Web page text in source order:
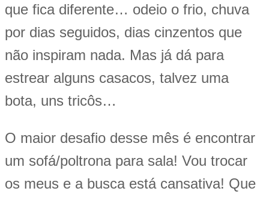
que fica diferente… odeio o frio, chuva
por dias seguidos, dias cinzentos que
não inspiram nada. Mas já dá para
estrear alguns casacos, talvez uma
bota, uns tricôs…
O maior desafio desse mês é encontrar
um sofá/poltrona para sala! Vou trocar
os meus e a busca está cansativa! Que